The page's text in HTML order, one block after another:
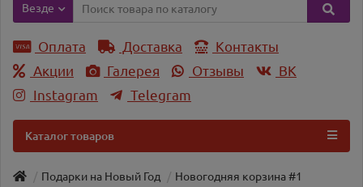
Везде
Оплата Доставка
Контакты
Акции
Галерея Отзывы
ВK
Instagram
Telegram
Каталог товаров
Подарки на Новый Год Новогодняя корзина #1